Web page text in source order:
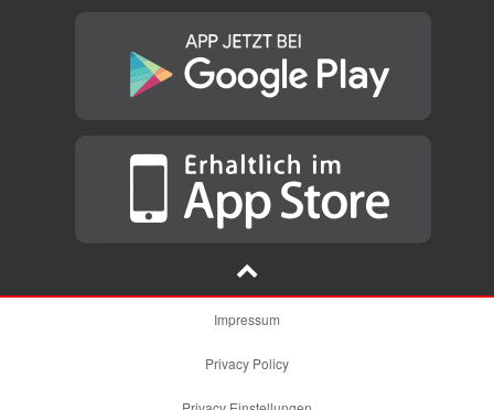
Impressum
Privacy Policy